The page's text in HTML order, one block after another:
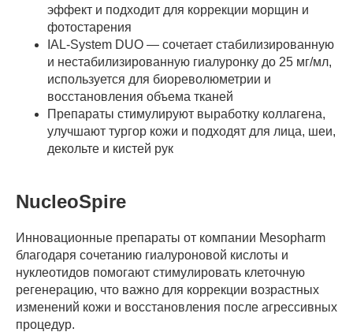
эффект и подходит для коррекции морщин и
фотостарения
IAL-System DUO — сочетает стабилизированную
и нестабилизированную гиалуронку до 25 мг/мл,
используется для биореволюметрии и
восстановления объема тканей
Препараты стимулируют выработку коллагена,
улучшают тургор кожи и подходят для лица, шеи,
декольте и кистей рук
NucleoSpire
Инновационные препараты от компании Mesopharm
благодаря сочетанию гиалуроновой кислоты и
нуклеотидов помогают стимулировать клеточную
регенерацию, что важно для коррекции возрастных
изменений кожи и восстановления после агрессивных
процедур.